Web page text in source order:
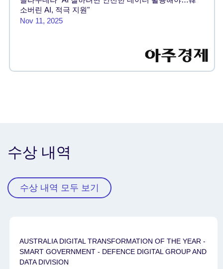
소버린 AI, 적극 지원"
Nov 11, 2025
수상 내역
수상 내역 모두 보기
AUSTRALIA DIGITAL TRANSFORMATION OF THE YEAR -
SMART GOVERNMENT - DEFENCE DIGITAL GROUP AND
DATA DIVISION